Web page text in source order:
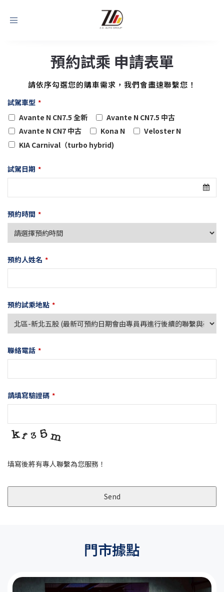
Toggle
預約試乘 申請表單
請依序勾選您的購車需求，我們會盡速聯繫您！
試駕車型 *
Avante N CN7.5 全新
Avante N CN7.5 中古
Avante N CN7 中古
Kona N
Veloster N
KIA Carnival（turbo hybrid)
試駕日期 *
預約時間 *
預約人姓名 *
預約試乘地點 *
聯絡電話 *
請填寫驗證碼 *
填寫後將有專人聯繫為您服務！
Send
門市據點